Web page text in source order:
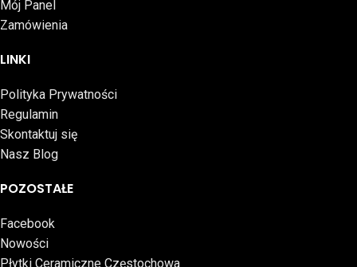
Mój Panel
Zamówienia
LINKI
Polityka Prywatności
Regulamin
Skontaktuj się
Nasz Blog
POZOSTAŁE
Facebook
Nowości
Płytki Ceramiczne Częstochowa